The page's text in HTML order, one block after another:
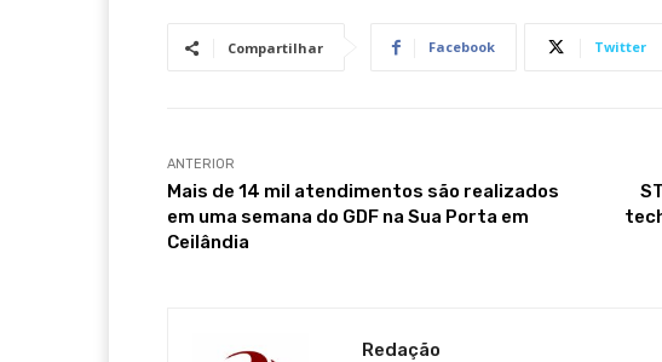
Compartilhar Facebook Twitter
ANTERIOR
Mais de 14 mil atendimentos são realizados
em uma semana do GDF na Sua Porta em
Ceilândia
Redação